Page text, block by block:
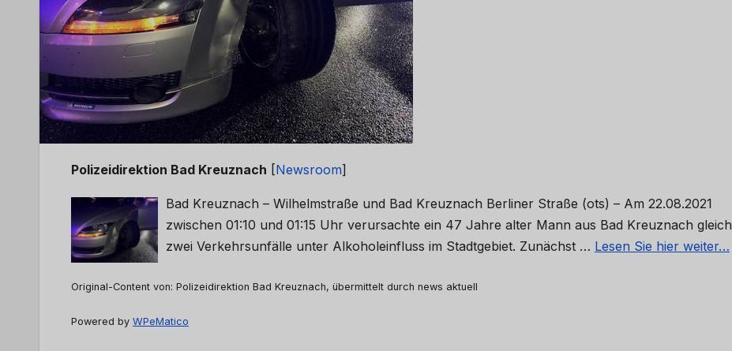
Polizeidirektion Bad Kreuznach [Newsroom]
Bad Kreuznach – Wilhelmstraße und Bad Kreuznach Berliner Straße (ots) – Am 22.08.2021
zwischen 01:10 und 01:15 Uhr verursachte ein 47 Jahre alter Mann aus Bad Kreuznach gleich
zwei Verkehrsunfälle unter Alkoholeinfluss im Stadtgebiet. Zunächst … Lesen Sie hier weiter…
Original-Content von: Polizeidirektion Bad Kreuznach, übermittelt durch news aktuell
Powered by WPeMatico